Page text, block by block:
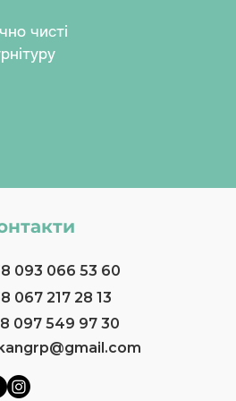
чисті
093 066 53 60
067 217 28 13
097 549 97 30